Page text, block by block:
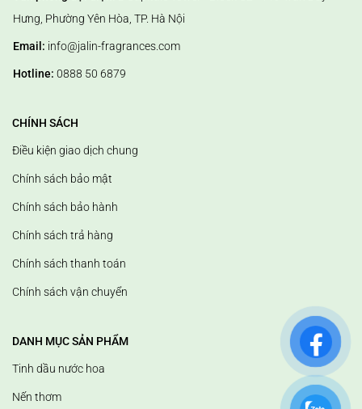
- Bước 3: Nếu sau 1 thời gian, chúng ta cảm nhận mùi hương khuếch
tán nhẹ dần thì nguyên nhân có thể do đầu que bị khô nên đảo đầu
que lại và lắc nhẹ bình tinh dầu để giúp chúng hoạt động tốt hơn
Hưng, Phường Yên Hòa, TP. Hà Nội
Email: info@jalin-fragrances.com
Hotline: 0888 50 6879
CHÍNH SÁCH
Điều kiện giao dịch chung
Chính sách bảo mật
Chính sách bảo hành
Chính sách trả hàng
Chính sách thanh toán
Chính sách vận chuyển
DANH MỤC SẢN PHẨM
Tinh dầu nước hoa
Nến thơm